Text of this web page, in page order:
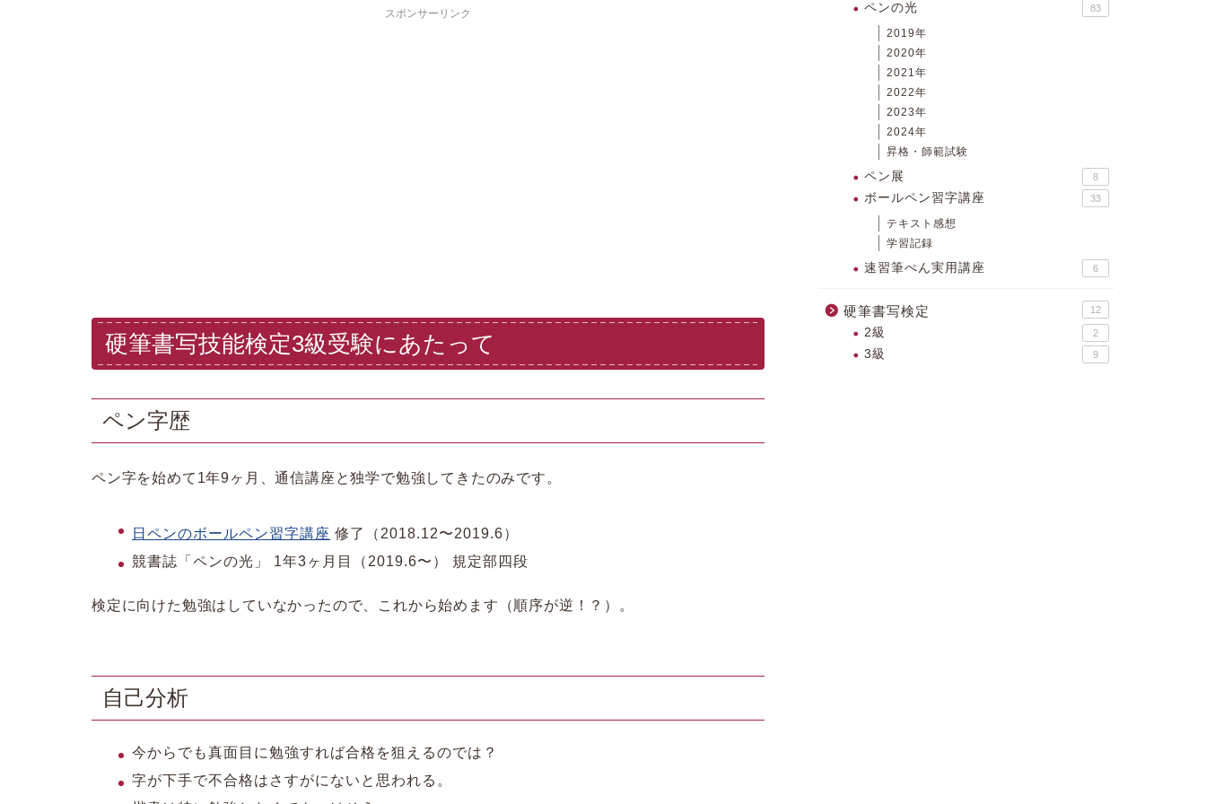
スポンサーリンク
硬筆書写技能検定3級受験にあたって
ペン字歴
ペン字を始めて1年9ヶ月、通信講座と独学で勉強してきたのみです。
日ペンのボールペン習字講座 修了（2018.12〜2019.6）
競書誌「ペンの光」 1年3ヶ月目（2019.6〜） 規定部四段
検定に向けた勉強はしていなかったので、これから始めます（順序が逆！？）。
自己分析
今からでも真面目に勉強すれば合格を狙えるのでは？
字が下手で不合格はさすがにないと思われる。
ペンの光 83
2019年
2020年
2021年
2022年
2023年
2024年
昇格・師範試験
ペン展 8
ボールペン習字講座 33
テキスト感想
学習記録
速習筆ぺん実用講座 6
硬筆書写検定 12
2級 2
3級 9